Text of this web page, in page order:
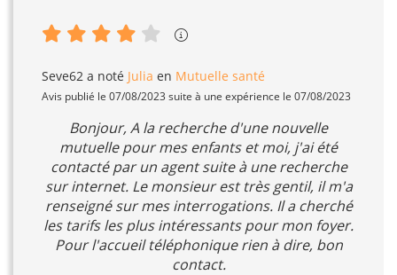
Seve62 a noté Julia en Mutuelle santé
Avis publié le 07/08/2023 suite à une expérience le 07/08/2023
Bonjour, A la recherche d'une nouvelle
mutuelle pour mes enfants et moi, j'ai été
contacté par un agent suite à une recherche
sur internet. Le monsieur est très gentil, il m'a
renseigné sur mes interrogations. Il a cherché
les tarifs les plus intéressants pour mon foyer.
Pour l'accueil téléphonique rien à dire, bon
contact.